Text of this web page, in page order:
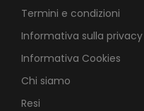
Termini e condizioni
Informativa sulla privacy
Informativa Cookies
Chi siamo
Resi